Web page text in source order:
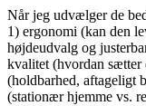
Når jeg udvælger de
1) ergonomi (kan den
højdeudvalg og
kvalitet (hvordan sætter
(holdbarhed, aftageligt
(stationær hjemme vs.